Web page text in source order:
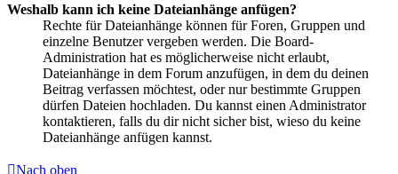
Weshalb kann ich keine Dateianhänge anfügen?
Rechte für Dateianhänge können für Foren, Gruppen und
einzelne Benutzer vergeben werden. Die Board-
Administration hat es möglicherweise nicht erlaubt,
Dateianhänge in dem Forum anzufügen, in dem du deinen
Beitrag verfassen möchtest, oder nur bestimmte Gruppen
dürfen Dateien hochladen. Du kannst einen Administrator
kontaktieren, falls du dir nicht sicher bist, wieso du keine
Dateianhänge anfügen kannst.
Nach oben